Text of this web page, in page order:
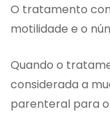
O tratamento
motilidade e o
Quando o
considerada a
parenteral para